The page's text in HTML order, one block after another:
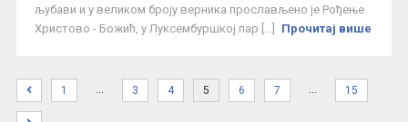
љубави и у великом броју верника прослављено је Рођење
Христово - Божић, у Луксембуршкој пар [...]
Прочитај више
1 … 3 4 5 6 7 … 15